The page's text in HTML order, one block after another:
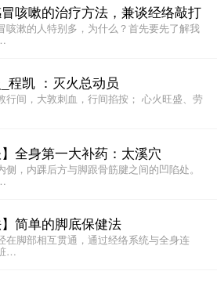
咳嗽的治疗方法，兼谈经络敲打
咳漱的人特别多，为什么？首先要先了解我
程凯 ：灭火总动员
行间，大敦刺血，行间掐按； 心火旺盛、劳
】全身第一大补药：太溪穴
侧，内踝后方与脚跟骨筋腱之间的凹陷处。
】简单的脚底保健法
在脚部相互贯通，通过经络系统与全身连
…